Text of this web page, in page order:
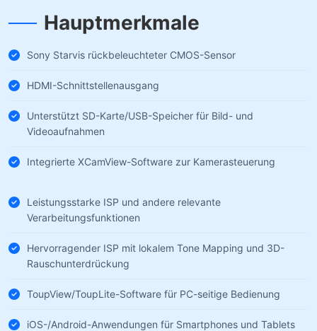
Hauptmerkmale
Sony Starvis rückbeleuchteter CMOS-Sensor
HDMI-Schnittstellenausgang
Unterstützt SD-Karte/USB-Speicher für Bild- und
Videoaufnahmen
Integrierte XCamView-Software zur Kamerasteuerung
Leistungsstarke ISP und andere relevante
Verarbeitungsfunktionen
Hervorragender ISP mit lokalem Tone Mapping und 3D-
Rauschunterdrückung
ToupView/ToupLite-Software für PC-seitige Bedienung
iOS-/Android-Anwendungen für Smartphones und Tablets